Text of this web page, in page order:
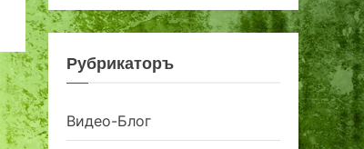
Рубрикаторъ
Видео-Блог